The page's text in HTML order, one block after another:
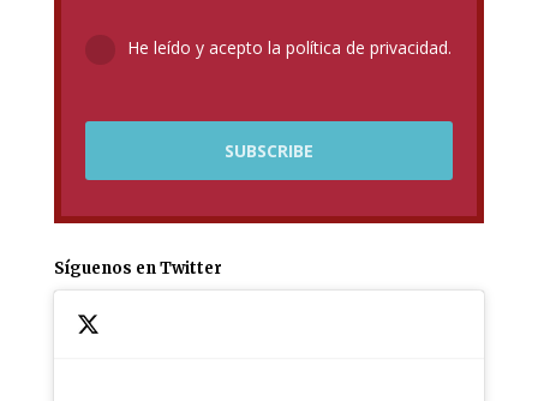
He leído y acepto la política de privacidad.
Síguenos en Twitter